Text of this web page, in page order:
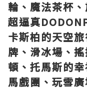
輪、魔法茶杯
超逼真
卡斯柏的天空
牌、滑冰場、
頓、托馬斯的
馬戲團、玩雪